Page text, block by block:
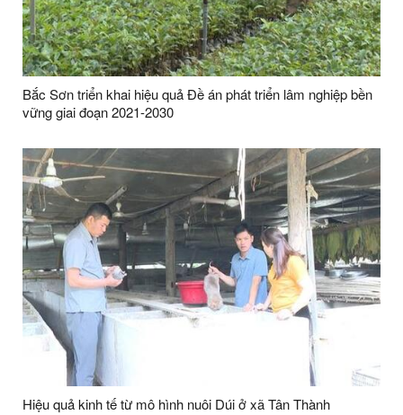
Bắc Sơn triển khai hiệu quả Đề án phát triển lâm nghiệp bền
vững giai đoạn 2021-2030
Hiệu quả kinh tế từ mô hình nuôi Dúi ở xã Tân Thành